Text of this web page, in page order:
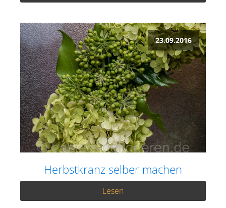
23.09.2016
Herbstkranz selber machen
Lesen